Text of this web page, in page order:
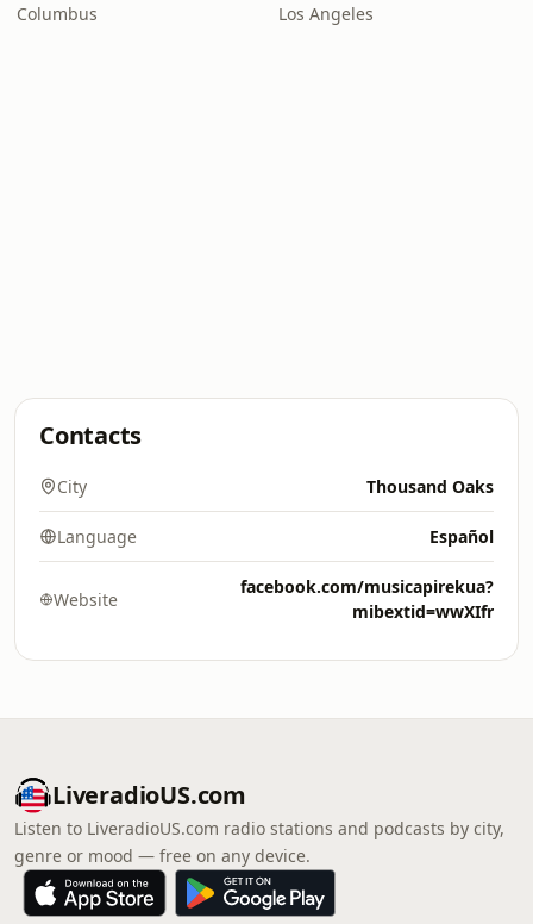
Columbus Los Angeles
Contacts
City Thousand Oaks
Language Español
Website
facebook.com/musicapirekua?
mibextid=wwXIfr
LiveradioUS.com
Listen to LiveradioUS.com radio stations and podcasts by city,
genre or mood — free on any device.